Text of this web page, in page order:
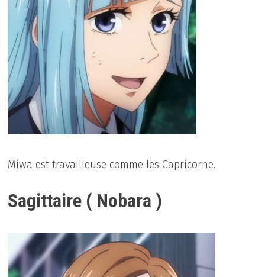
Miwa est travailleuse comme les Capricorne.
Sagittaire ( Nobara )